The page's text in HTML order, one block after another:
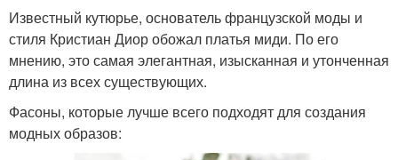
Известный кутюрье, основатель французской моды и
стиля Кристиан Диор обожал платья миди. По его
мнению, это самая элегантная, изысканная и утонченная
длина из всех существующих.
Фасоны, которые лучше всего подходят для создания
модных образов: